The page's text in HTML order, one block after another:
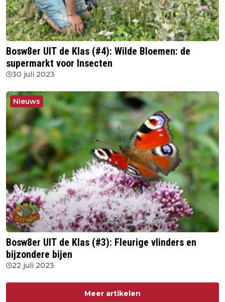
Bosw8er UIT de Klas (#4): Wilde Bloemen: de
supermarkt voor Insecten
30 juli 2023
Nieuws
Bosw8er UIT de Klas (#3): Fleurige vlinders en
bijzondere bijen
22 juli 2023
Meer artikelen